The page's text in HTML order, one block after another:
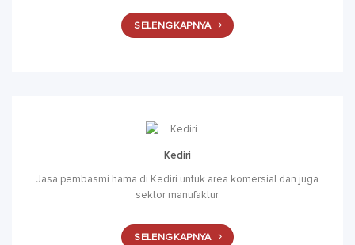
SELENGKAPNYA
Kediri
Jasa pembasmi hama di Kediri untuk area komersial dan juga
sektor manufaktur.
SELENGKAPNYA